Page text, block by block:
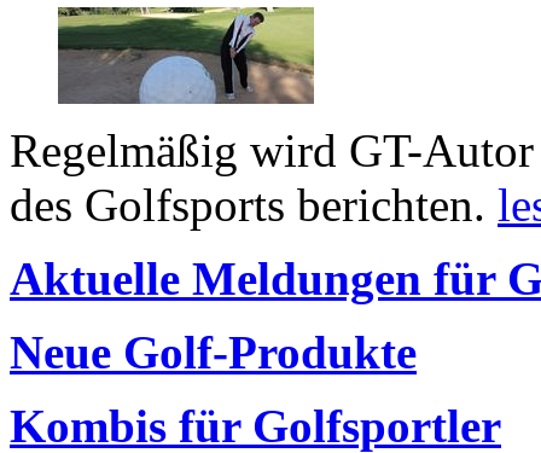
Regelmäßig wird GT-
des Golfsports berichten.
Aktuelle Meldungen für
Neue Golf-Produkte
Kombis für Golfsportler